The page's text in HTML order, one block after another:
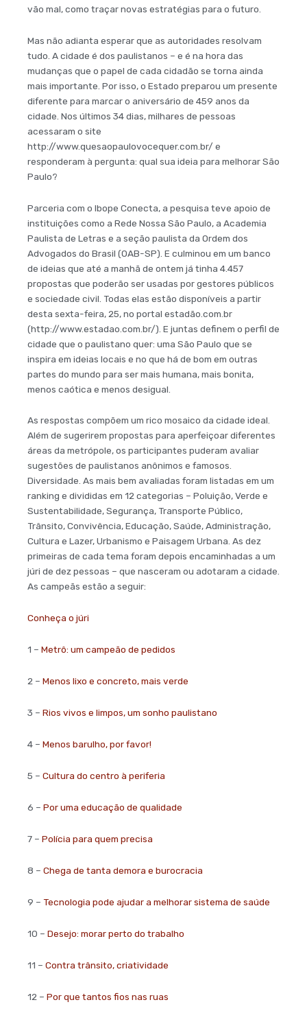
vão mal, como traçar novas estratégias para o futuro.
Mas não adianta esperar que as autoridades resolvam
tudo. A cidade é dos paulistanos – e é na hora das
mudanças que o papel de cada cidadão se torna ainda
mais importante. Por isso, o Estado preparou um presente
diferente para marcar o aniversário de 459 anos da
cidade. Nos últimos 34 dias, milhares de pessoas
acessaram o site
http://www.quesaopaulovocequer.com.br/ e
responderam à pergunta: qual sua ideia para melhorar São
Paulo?
Parceria com o Ibope Conecta, a pesquisa teve apoio de
instituições como a Rede Nossa São Paulo, a Academia
Paulista de Letras e a seção paulista da Ordem dos
Advogados do Brasil (OAB-SP). E culminou em um banco
de ideias que até a manhã de ontem já tinha 4.457
propostas que poderão ser usadas por gestores públicos
e sociedade civil. Todas elas estão disponíveis a partir
desta sexta-feira, 25, no portal estadão.com.br
(http://www.estadao.com.br/). E juntas definem o perfil de
cidade que o paulistano quer: uma São Paulo que se
inspira em ideias locais e no que há de bom em outras
partes do mundo para ser mais humana, mais bonita,
menos caótica e menos desigual.
As respostas compõem um rico mosaico da cidade ideal.
Além de sugerirem propostas para aperfeiçoar diferentes
áreas da metrópole, os participantes puderam avaliar
sugestões de paulistanos anônimos e famosos.
Diversidade. As mais bem avaliadas foram listadas em um
ranking e divididas em 12 categorias – Poluição, Verde e
Sustentabilidade, Segurança, Transporte Público,
Trânsito, Convivência, Educação, Saúde, Administração,
Cultura e Lazer, Urbanismo e Paisagem Urbana. As dez
primeiras de cada tema foram depois encaminhadas a um
júri de dez pessoas – que nasceram ou adotaram a cidade.
As campeãs estão a seguir:
Conheça o júri
1 – Metrô: um campeão de pedidos
2 – Menos lixo e concreto, mais verde
3 – Rios vivos e limpos, um sonho paulistano
4 – Menos barulho, por favor!
5 – Cultura do centro à periferia
6 – Por uma educação de qualidade
7 – Polícia para quem precisa
8 – Chega de tanta demora e burocracia
9 – Tecnologia pode ajudar a melhorar sistema de saúde
10 – Desejo: morar perto do trabalho
11 – Contra trânsito, criatividade
12 – Por que tantos fios nas ruas